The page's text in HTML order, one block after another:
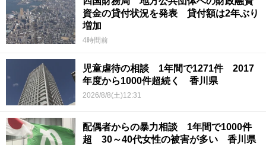
資金の貸付状況を発表 貸付額は2年ぶり
増加
4時間前
児童虐待の相談 1年間で1271件 2017
年度から1000件超続く 香川県
2026/8/8(土)12:31
配偶者からの暴力相談 1年間で1000件
超 30～40代女性の被害が多い 香川県